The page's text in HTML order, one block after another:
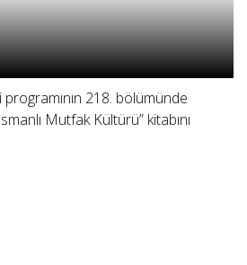
218. bölümünde
Mutfak Kültürü” kitabını